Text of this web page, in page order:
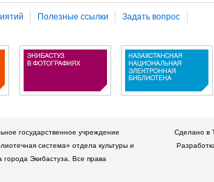
Полезные ссылки Задать вопрос
государственное учреждение
система» отдела культуры и
города Экибастуза. Все права
Сделано в